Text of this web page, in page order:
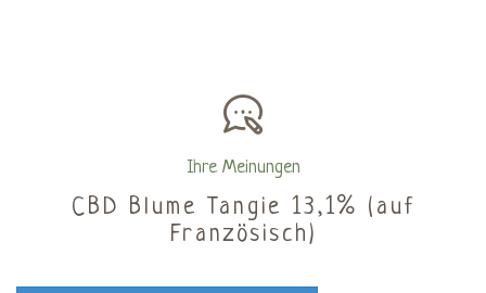
Ihre Meinungen
CBD Blume Tangie 13,1% (auf
Französisch)